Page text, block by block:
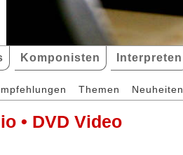
Komponisten Interpreten
Themen Neuheiten
• DVD Video